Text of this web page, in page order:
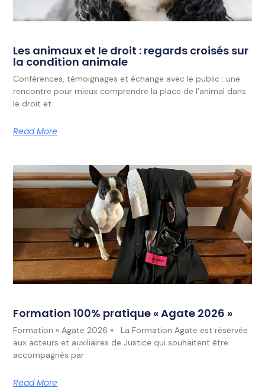
Les animaux et le droit : regards croisés sur
la condition animale
Conférences, témoignages et échange avec le public : une
rencontre pour mieux comprendre la place de l’animal dans
le droit et
Read More
Formation 100% pratique « Agate 2026 »
Formation « Agate 2026 » La Formation Agate est réservée
aux acteurs et auxiliaires de Justice qui souhaitent être
accompagnés par
Read More